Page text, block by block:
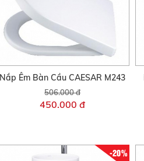
Nắp Êm Bàn Cầu CAESAR M243
506.000 đ
450.000 đ
-20%